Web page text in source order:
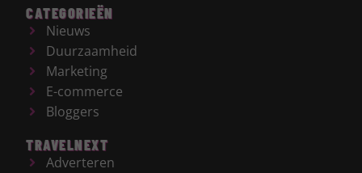
CATEGORIEËN
Nieuws
Duurzaamheid
Marketing
E-commerce
Bloggers
TRAVELNEXT
Adverteren